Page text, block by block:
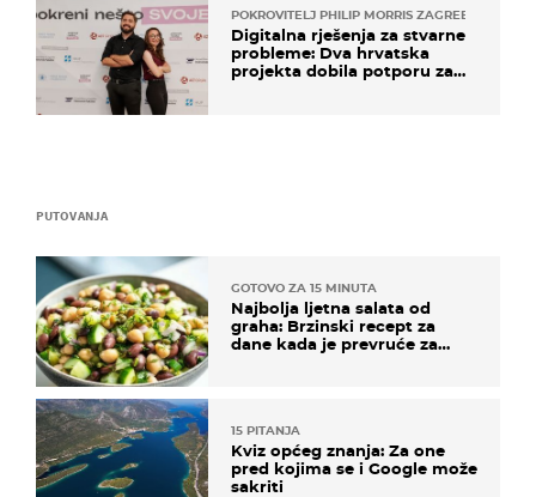
PUTOVANJA
GOTOVO ZA 15 MINUTA
Najbolja ljetna salata od
graha: Brzinski recept za
dane kada je prevruće za
15 PITANJA
Kviz općeg znanja: Za one
pred kojima se i Google može
sakriti
POKROVITELJ PHILIP MORRIS ZAGREB
Digitalna rješenja za stvarne
probleme: Dva hrvatska
projekta dobila potporu za